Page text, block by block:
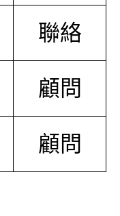
聯絡
顧問
顧問